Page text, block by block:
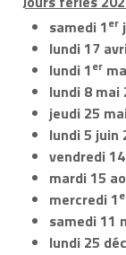
samedi 1er
lundi 17
lundi 1er
lundi 8 mai
jeudi 25
lundi 5 juin
vendredi
mardi 15
mercredi 1
samedi 11
lundi 25